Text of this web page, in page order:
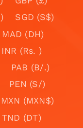
SGD (S$)
MAD (DH)
INR (Rs. )
PAB (B/.)
PEN (S/)
MXN (MXN$)
TND (DT)